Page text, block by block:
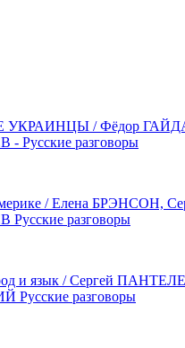
/ Фёдор
Русские разговоры
/ Елена БРЭНСОН,
разговоры
и язык / Сергей
разговоры